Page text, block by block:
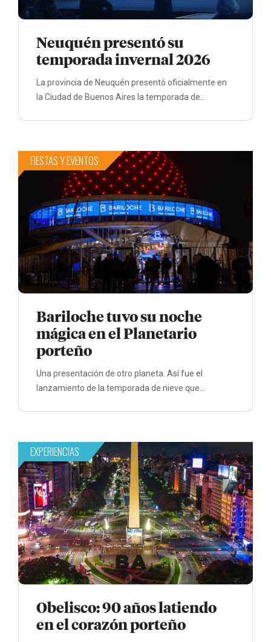
Neuquén presentó su
temporada invernal 2026
La provincia de Neuquén presentó oficialmente en
la Ciudad de Buenos Aires la temporada de...
FIESTAS Y EVENTOS
Bariloche tuvo su noche
mágica en el Planetario
porteño
Una presentación de otro planeta. Así fue el
lanzamiento de la temporada de nieve que...
EXPERIENCIAS
Obelisco: 90 años latiendo
en el corazón porteño